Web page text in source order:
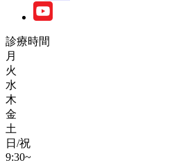
診療時間
月
火
水
木
金
土
日/祝
9:30~